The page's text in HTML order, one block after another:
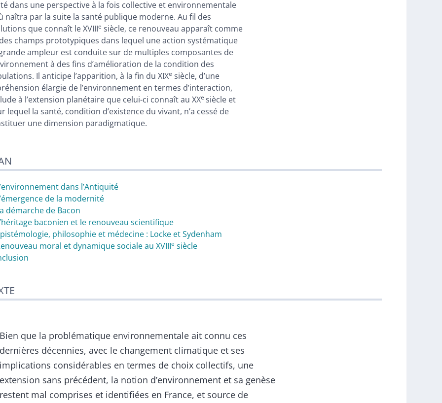
dans une perspective à la fois collective et environnementale
naîtra par la suite la santé publique moderne. Au fil des
que connaît le XVIIIe siècle, ce renouveau apparaît comme
champs prototypiques dans lequel une action systématique
ampleur est conduite sur de multiples composantes de
à des fins d’amélioration de la condition des
Il anticipe l’apparition, à la fin du XIXe siècle, d’une
élargie de l’environnement en termes d’interaction,
à l’extension planétaire que celui-ci connaît au XXe siècle et
lequel la santé, condition d’existence du vivant, n’a cessé de
une dimension paradigmatique.
dans l’Antiquité
de la modernité
démarche de Bacon
baconien et le renouveau scientifique
philosophie et médecine : Locke et Sydenham
moral et dynamique sociale au XVIIIe siècle
Bien que la problématique environnementale ait connu ces
dernières décennies, avec le changement climatique et ses
implications considérables en termes de choix collectifs, une
extension sans précédent, la notion d’environnement et sa genèse
restent mal comprises et identifiées en France, et source de